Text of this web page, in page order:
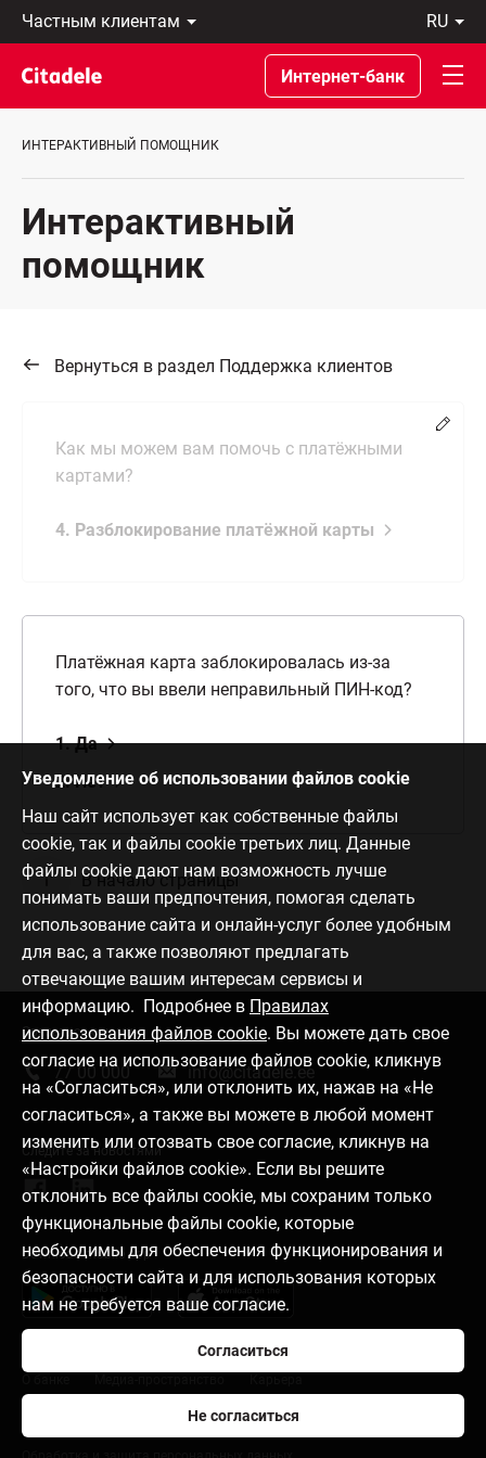
Частным
клиентам
Бизнес-
клиентам
О
C
ru
Eesti
По-
русски
In
Интернет-банк
ИНТЕРАКТИВНЫЙ ПОМОЩНИК
Интерактивный
помощник
Вернуться в раздел Поддержка клиентов
Как мы можем вам помочь с платёжными
картами?
4. Разблокирование платёжной карты
Платёжная карта заблокировалась из-за
того, что вы ввели неправильный ПИН-код?
1. Да
2. Нет
В начало страницы
Уведомление об использовании файлов cookie
Наш сайт использует как собственные файлы
cookie, так и файлы cookie третьих лиц. Данные
файлы cookie дают нам возможность лучше
понимать ваши предпочтения, помогая сделать
использование сайта и онлайн-услуг более удобным
для вас, а также позволяют предлагать
отвечающие вашим интересам сервисы и
информацию. Подробнее в Правилах
использования файлов cookie. Вы можете дать свое
согласие на использование файлов cookie, кликнув
на «Согласиться», или отклонить их, нажав на «Не
согласиться», а также вы можете в любой момент
изменить или отозвать свое согласие, кликнув на
«Настройки файлов cookie». Если вы решите
отклонить все файлы cookie, мы сохраним только
функциональные файлы cookie, которые
необходимы для обеспечения функционирования и
безопасности сайта и для использования которых
нам не требуется ваше согласие.
Согласиться
Не согласиться
Связаться с нами
77 00 000 info@citadele.ee
Следите за новостями
Download mobile app
Правила пользования страницей Настройки файлов cookie